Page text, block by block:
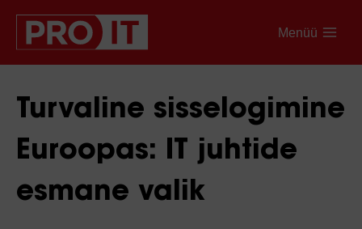
Menüü
Turvaline sisselogimine
Euroopas: IT juhtide
esmane valik